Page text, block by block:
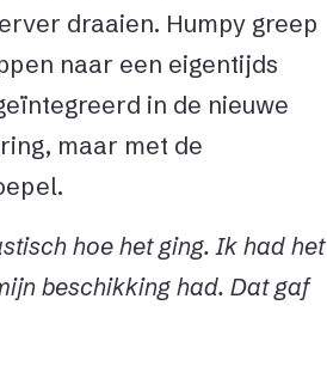
draaien. Humpy greep
naar een eigentijds
in de nieuwe
maar met de
hoe het ging. Ik had het
beschikking had. Dat gaf